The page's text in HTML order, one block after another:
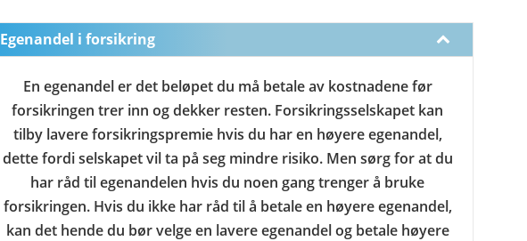
Egenandel i forsikring
En egenandel er det beløpet du må betale av kostnadene før
forsikringen trer inn og dekker resten. Forsikringsselskapet kan
tilby lavere forsikringspremie hvis du har en høyere egenandel,
dette fordi selskapet vil ta på seg mindre risiko. Men sørg for at du
har råd til egenandelen hvis du noen gang trenger å bruke
forsikringen. Hvis du ikke har råd til å betale en høyere egenandel,
kan det hende du bør velge en lavere egenandel og betale høyere